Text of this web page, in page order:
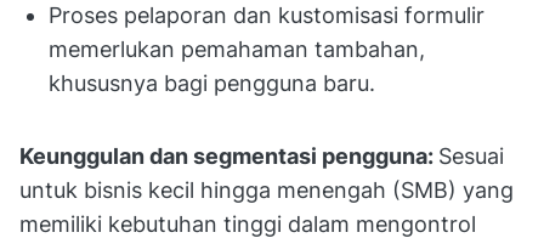
Proses pelaporan dan kustomisasi formulir
memerlukan pemahaman tambahan,
khususnya bagi pengguna baru.
Keunggulan dan segmentasi pengguna: Sesuai
untuk bisnis kecil hingga menengah (SMB) yang
memiliki kebutuhan tinggi dalam mengontrol